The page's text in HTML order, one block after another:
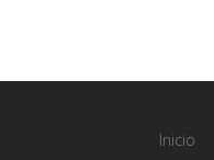
Inicio